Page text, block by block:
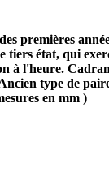
premières
tiers état, qui
à l'heure.
type de
en mm )